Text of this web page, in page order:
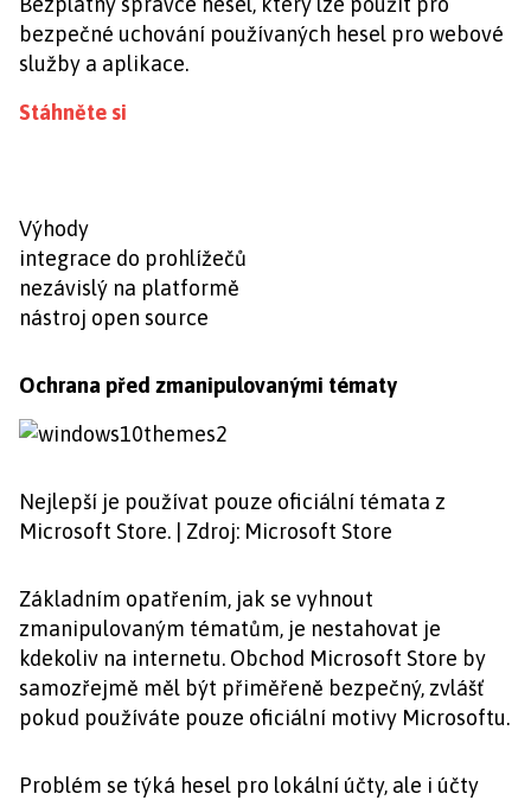
bezpečné uchování používaných hesel pro webové
služby a aplikace.
Stáhněte si
Výhody
integrace do prohlížečů
nezávislý na platformě
nástroj open source
Ochrana před zmanipulovanými tématy
Nejlepší je používat pouze oficiální témata z
Microsoft Store. | Zdroj: Microsoft Store
Základním opatřením, jak se vyhnout
zmanipulovaným tématům, je nestahovat je
kdekoliv na internetu. Obchod Microsoft Store by
samozřejmě měl být přiměřeně bezpečný, zvlášť
pokud používáte pouze oficiální motivy Microsoftu.
Problém se týká hesel pro lokální účty, ale i účty